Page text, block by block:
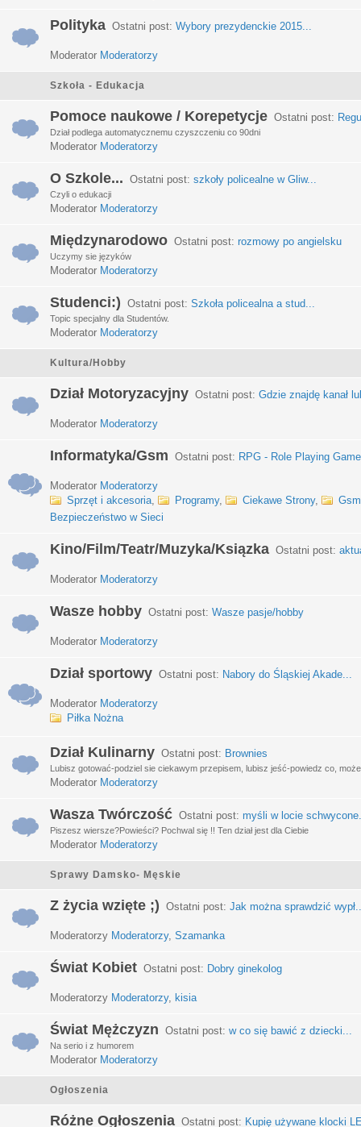
Polityka Ostatni post: Wybory prezydenckie 2015...
Moderator Moderatorzy
Szkoła - Edukacja
Pomoce naukowe / Korepetycje Ostatni post:
Dział podlega automatycznemu czyszczeniu co 90dni
Moderator Moderatorzy
O Szkole... Ostatni post: szkoły policealne w Gliw...
Czyli o edukacji
Moderator Moderatorzy
Międzynarodowo Ostatni post: rozmowy po angielsku
Uczymy sie języków
Moderator Moderatorzy
Studenci:) Ostatni post: Szkoła policealna a stud...
Topic specjalny dla Studentów.
Moderator Moderatorzy
Kultura/Hobby
Dział Motoryzacyjny Ostatni post: Gdzie znajdę kanał
Moderator Moderatorzy
Informatyka/Gsm Ostatni post: RPG - Role Playing
Moderator Moderatorzy
Sprzęt i akcesoria, Programy, Ciekawe Strony,
Gsm
Bezpieczeństwo w Sieci
Kino/Film/Teatr/Muzyka/Ksiązka Ostatni post:
Moderator Moderatorzy
Wasze hobby Ostatni post: Wasze pasje/hobby
Moderator Moderatorzy
Dział sportowy Ostatni post: Nabory do Śląskiej Akade...
Moderator Moderatorzy
Piłka Nożna
Dział Kulinarny Ostatni post: Brownies
Lubisz gotować-podziel sie ciekawym przepisem, lubisz jeść-powiedz co,
Moderator Moderatorzy
Wasza Twórczość Ostatni post: myśli w locie
Piszesz wiersze?Powieści? Pochwal się !! Ten dział jest dla Ciebie
Moderator Moderatorzy
Sprawy Damsko- Męskie
Z życia wzięte ;) Ostatni post: Jak można sprawdzić
Moderatorzy Moderatorzy, Szamanka
Świat Kobiet Ostatni post: Dobry ginekolog
Moderatorzy Moderatorzy, kisia
Świat Mężczyzn Ostatni post: w co się bawić z dziecki...
Na serio i z humorem
Moderator Moderatorzy
Ogłoszenia
Różne Ogłoszenia Ostatni post: Kupię używane klocki